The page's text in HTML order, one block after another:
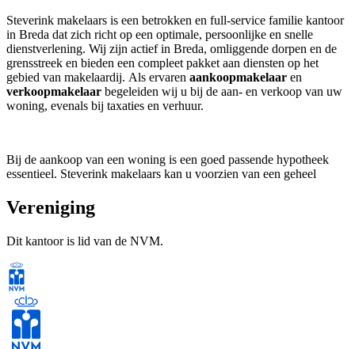
Steverink makelaars is een betrokken en full-service familie kantoor
in Breda dat zich richt op een optimale, persoonlijke en snelle
dienstverlening. Wij zijn actief in Breda, omliggende dorpen en de
grensstreek en bieden een compleet pakket aan diensten op het
gebied van makelaardij. Als ervaren aankoopmakelaar en
verkoopmakelaar begeleiden wij u bij de aan- en verkoop van uw
woning, evenals bij taxaties en verhuur.
Bij de aankoop van een woning is een goed passende hypotheek
essentieel. Steverink makelaars kan u voorzien van een geheel
hypotheek- en assurantieadviseur staat voor u klaar.
adviseren, kunt u bij ons vrijblijvend terecht voor een gratis
waardebepaling. Overweegt u een verhuizing? Wij informeren u
graag over onze dienstverlening en unieke prijsstrategie. Neem
contact met ons op voor een gratis en geheel vrijblijvende
waardebepaling van uw woning in Breda, omliggende dorpen en de
grensstreek.
Vereniging
Dit kantoor is lid van de NVM.